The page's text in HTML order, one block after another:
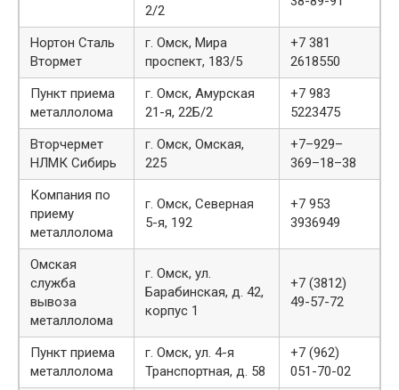
2/2
Нортон Сталь
Втормет
г. Омск, Мира
проспект, 183/5
+7 381
2618550
Пункт приема
металлолома
г. Омск, Амурская
21-я, 22Б/2
+7 983
5223475
Вторчермет
НЛМК Сибирь
г. Омск, Омская,
225
+7–929–
369–18–38
Компания по
приему
металлолома
г. Омск, Северная
5-я, 192
+7 953
3936949
Омская
служба
вывоза
металлолома
г. Омск, ул.
Барабинская, д. 42,
корпус 1
+7 (3812)
49-57-72
Пункт приема
металлолома
г. Омск, ул. 4-я
Транспортная, д. 58
+7 (962)
051-70-02